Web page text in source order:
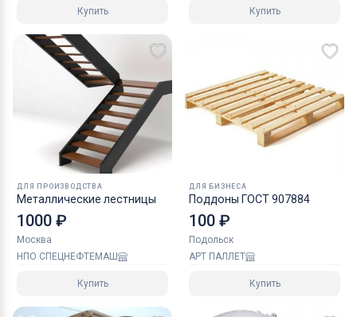
Купить Купить
ДЛЯ ПРОИЗВОДСТВА
Металлические лестницы
1000 ₽
Москва
НПО СПЕЦНЕФТЕМАШ
Купить
ДЛЯ БИЗНЕСА
Поддоны ГОСТ 907884
100 ₽
Подольск
АРТ ПАЛЛЕТ
Купить